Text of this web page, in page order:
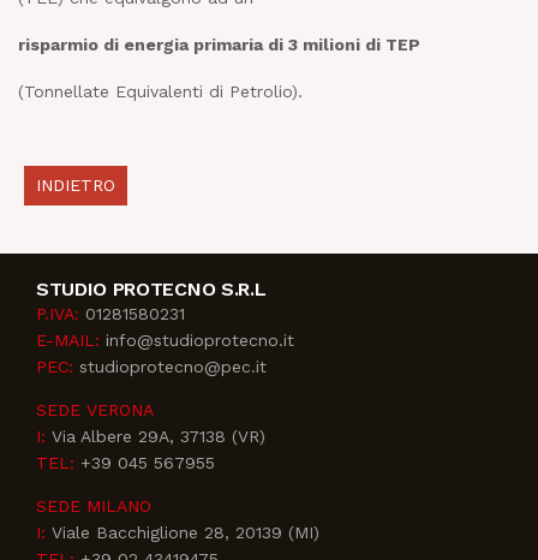
risparmio di energia primaria di 3 milioni di TEP
(Tonnellate Equivalenti di Petrolio).
INDIETRO
STUDIO PROTECNO S.R.L
P.IVA: 01281580231
E-MAIL: info@studioprotecno.it
PEC: studioprotecno@pec.it
SEDE VERONA
I: Via Albere 29A, 37138 (VR)
TEL: +39 045 567955
SEDE MILANO
I: Viale Bacchiglione 28, 20139 (MI)